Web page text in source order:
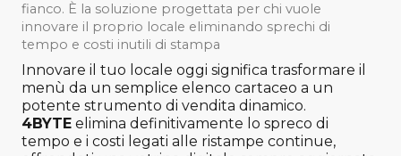
fianco. È la soluzione progettata per chi vuole
innovare il proprio locale eliminando sprechi di
tempo e costi inutili di stampa
Innovare il tuo locale oggi significa trasformare il
menù da un semplice elenco cartaceo a un
potente strumento di vendita dinamico.
4BYTE elimina definitivamente lo spreco di
tempo e i costi legati alle ristampe continue,